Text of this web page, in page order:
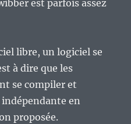
est parfois assez
libre, un logiciel se
à dire que les
se compiler et
en
proposée.